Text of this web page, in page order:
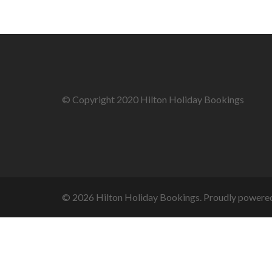
© Copyright 2020 Hilton Holiday Bookings
© 2026 Hilton Holiday Bookings. Proudly